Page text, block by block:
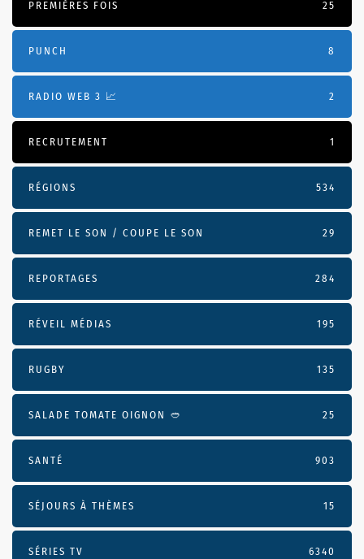
PREMIÈRES FOIS 25
PUNCH 8
RADIO WEB 3 📈 2
RECRUTEMENT 1
RÉGIONS 534
REMET LE SON / COUPE LE SON 29
REPORTAGES 284
RÉVEIL MÉDIAS 195
RUGBY 135
SALADE TOMATE OIGNON 🥙 25
SANTÉ 903
SÉJOURS À THÈMES 15
SÉRIES TV 6340